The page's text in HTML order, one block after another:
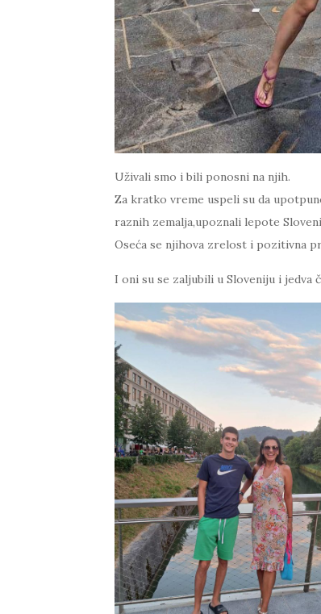
Uživali smo i bili ponosni na njih.
Za kratko vreme uspeli su da
raznih zemalja,upoznali lepote
Oseća se njihova zrelost i pozitivna
I oni su se zaljubili u Sloveniju i jedva